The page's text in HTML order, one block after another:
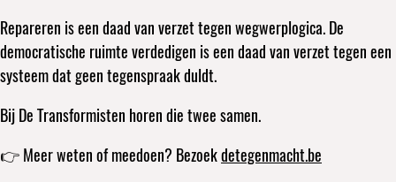
Repareren is een daad van verzet tegen wegwerplogica. De
democratische ruimte verdedigen is een daad van verzet tegen een
systeem dat geen tegenspraak duldt.
Bij De Transformisten horen die twee samen.
👉 Meer weten of meedoen? Bezoekdetegenmacht.be